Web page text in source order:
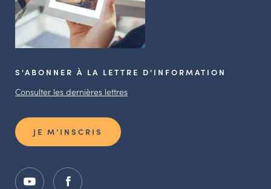
S'ABONNER À LA LETTRE D'INFORMATION
Consulter les dernières lettres
JE M’INSCRIS